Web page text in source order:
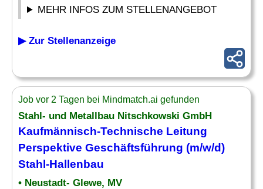
MEHR INFOS ZUM STELLENANGEBOT
▶ Zur Stellenanzeige
Job vor 2 Tagen bei Mindmatch.ai gefunden
Stahl- und Metallbau Nitschkowski GmbH
Kaufmännisch-Technische Leitung
Perspektive Geschäftsführung (m/w/d)
Stahl -Hallenbau
• Neustadt- Glewe, MV